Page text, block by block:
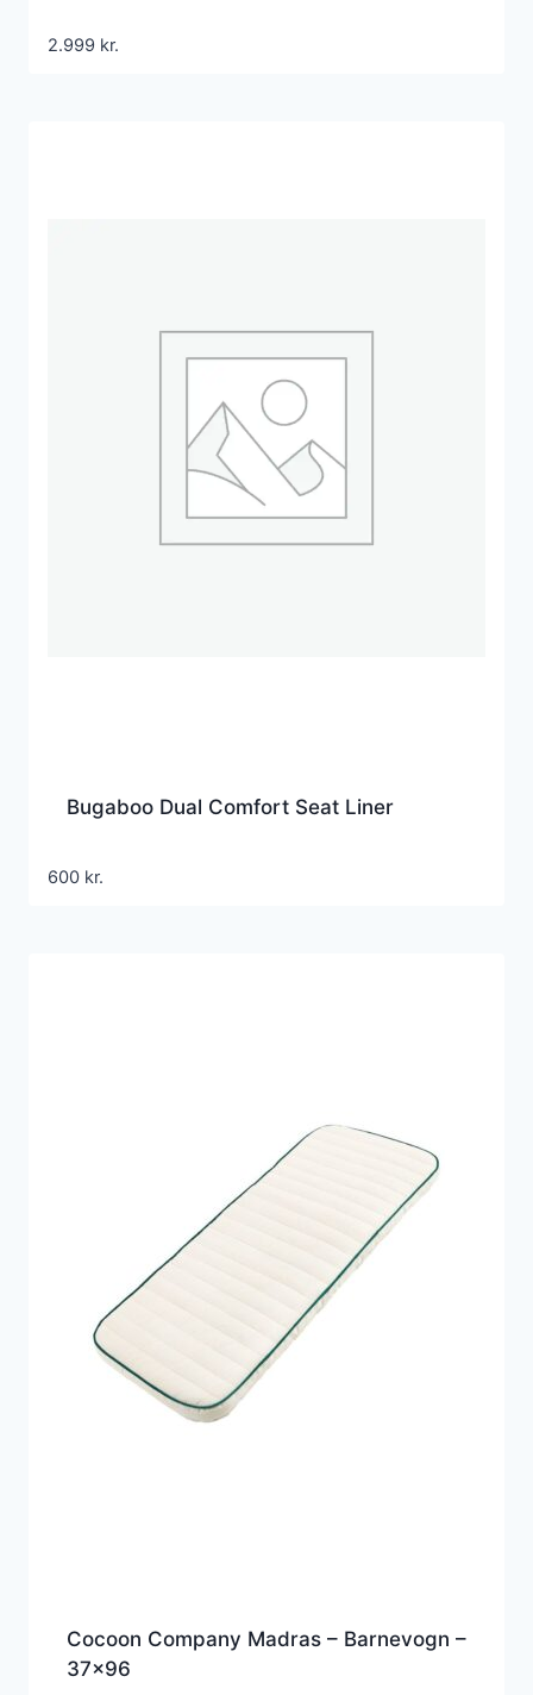
2.999 kr.
Bugaboo Dual Comfort Seat Liner
600 kr.
Cocoon Company Madras – Barnevogn –
37×96